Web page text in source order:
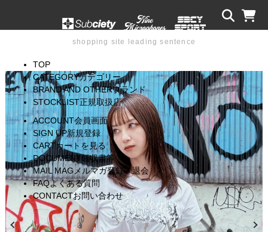
TOP
CATEGORYカテゴリー
BRAND AND OTHERブランド
STOCKLIST正規取扱店
ACCOUNT会員画面
SIGN UP新規登録
CARTカートを見る
DOCUMENT領収書等
MAIL MAGメルマガ登録・退会
FAQよくある質問
CONTACTお問い合わせ
shopping site leading sentence